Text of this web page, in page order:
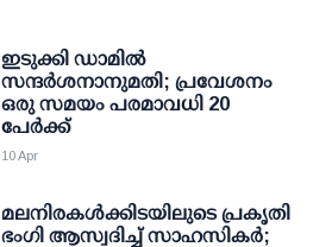
ഇടുക്കി ഡാമില്‍
സന്ദര്‍ശനാനുമതി; പ്രവേശനം
ഒരു സമയം പരമാവധി 20
പേര്‍ക്ക്
10 Apr
മലനിരകള്‍ക്കിടയിലുടെ പ്രകൃതി
ഭംഗി ആസ്വദിച്ച് സാഹസികര്‍;